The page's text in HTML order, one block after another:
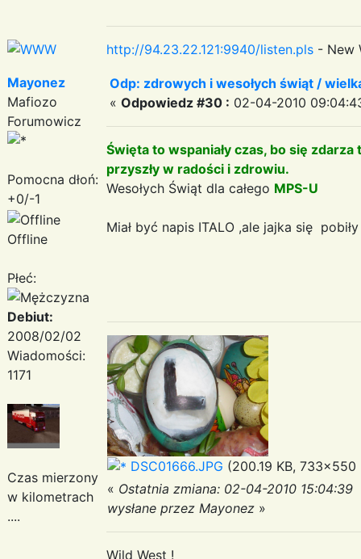
http://94.23.22.121:9940/listen.pls - New
Mayonez
Mafiozo
Forumowicz
Pomocna dłoń:
+0/-1
Offline
Płeć:
Debiut:
2008/02/02
Wiadomości:
1171
Czas mierzony
w kilometrach
....
Odp: zdrowych i wesołych świąt /
« Odpowiedz #30 : 02-04-2010
Święta to wspaniały czas, bo się
przyszły w radości i zdrowiu.
Wesołych Świąt dla całego MPS-U
Miał być napis ITALO ,ale jajka się
DSC01666.JPG (200.19 KB,
« Ostatnia zmiana: 02-04-2010 15:04:39
wysłane przez Mayonez »
Wild West !